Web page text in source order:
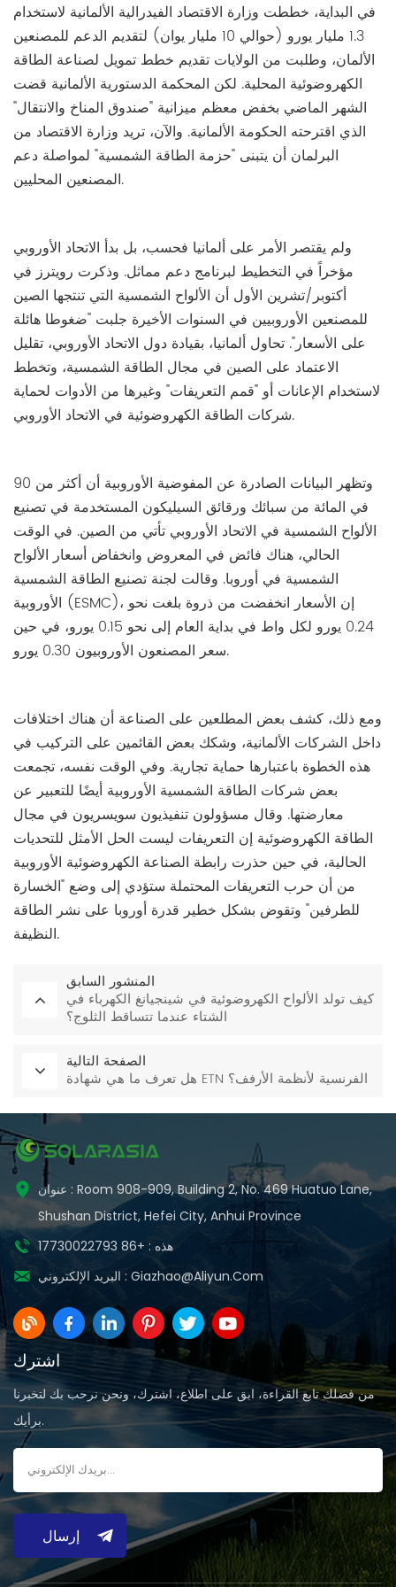
في البداية، خططت وزارة الاقتصاد الفيدرالية الألمانية لاستخدام
1.3 مليار يورو (حوالي 10 مليار يوان) لتقديم الدعم للمصنعين
الألمان، وطلبت من الولايات تقديم خطط تمويل لصناعة الطاقة
الكهروضوئية المحلية. لكن المحكمة الدستورية الألمانية قضت
الشهر الماضي بخفض معظم ميزانية "صندوق المناخ والانتقال"
الذي اقترحته الحكومة الألمانية. والآن، تريد وزارة الاقتصاد من
البرلمان أن يتبنى "حزمة الطاقة الشمسية" لمواصلة دعم
المصنعين المحليين.
ولم يقتصر الأمر على ألمانيا فحسب، بل بدأ الاتحاد الأوروبي
مؤخراً في التخطيط لبرنامج دعم مماثل. وذكرت رويترز في
أكتوبر/تشرين الأول أن الألواح الشمسية التي تنتجها الصين
للمصنعين الأوروبيين في السنوات الأخيرة جلبت "ضغوطا هائلة
على الأسعار". تحاول ألمانيا، بقيادة دول الاتحاد الأوروبي، تقليل
الاعتماد على الصين في مجال الطاقة الشمسية، وتخطط
لاستخدام الإعانات أو "قمم التعريفات" وغيرها من الأدوات لحماية
شركات الطاقة الكهروضوئية في الاتحاد الأوروبي.
وتظهر البيانات الصادرة عن المفوضية الأوروبية أن أكثر من 90
في المائة من سبائك ورقائق السيليكون المستخدمة في تصنيع
الألواح الشمسية في الاتحاد الأوروبي تأتي من الصين. في الوقت
الحالي، هناك فائض في المعروض وانخفاض أسعار الألواح
الشمسية في أوروبا. وقالت لجنة تصنيع الطاقة الشمسية
الأوروبية (ESMC)، إن الأسعار انخفضت من ذروة بلغت نحو
0.24 يورو لكل واط في بداية العام إلى نحو 0.15 يورو، في حين
سعر المصنعون الأوروبيون 0.30 يورو.
ومع ذلك، كشف بعض المطلعين على الصناعة أن هناك اختلافات
داخل الشركات الألمانية، وشكك بعض القائمين على التركيب في
هذه الخطوة باعتبارها حماية تجارية. وفي الوقت نفسه، تجمعت
بعض شركات الطاقة الشمسية الأوروبية أيضًا للتعبير عن
معارضتها. وقال مسؤولون تنفيذيون سويسريون في مجال
الطاقة الكهروضوئية إن التعريفات ليست الحل الأمثل للتحديات
الحالية، في حين حذرت رابطة الصناعة الكهروضوئية الأوروبية
من أن حرب التعريفات المحتملة ستؤدي إلى وضع "الخسارة
للطرفين" وتقوض بشكل خطير قدرة أوروبا على نشر الطاقة
النظيفة.
المنشور السابق
كيف تولد الألواح الكهروضوئية في شينجيانغ الكهرباء في
الشتاء عندما تتساقط الثلوج؟
الصفحة التالية
هل تعرف ما هي شهادة ETN الفرنسية لأنظمة الأرفف؟
عنوان : Room 908-909, Building 2, No. 469 Huatuo Lane,
Shushan District, Hefei City, Anhui Province
هذه : +86 17730022793
البريد الإلكتروني : Giazhao@aliyun.com
اشترك
من فضلك تابع القراءة، ابق على اطلاع، اشترك، ونحن نرحب بك لتخبرنا
برأيك.
إرسال